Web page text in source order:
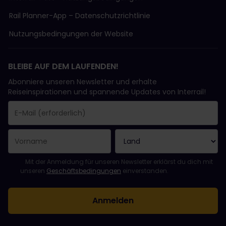
Rail Planner-App – Datenschutzrichtlinie
Nutzungsbedingungen der Website
BLEIBE AUF DEM LAUFENDEN!
Abonniere unseren Newsletter und erhalte
Reiseinspirationen und spannende Updates von Interrail!
Sie haben sich erfolgreich angemeldet.
Das Feld „E-Mail-Adresse“ ist ein Pflichtfeld!
Diese E-Mail-Adresse ist ungültig!
Beim Abonnieren des Newsletters ist ein Fehler aufgetreten.
Du hast diesen Newsletter bereits abonniert!
Bitte stimme den Allgemeinen Geschäftsbedingungen zu, um
Mit der Anmeldung für unseren Newsletter erklärst du dich mit
unseren Geschäftsbedingungen einverstanden.